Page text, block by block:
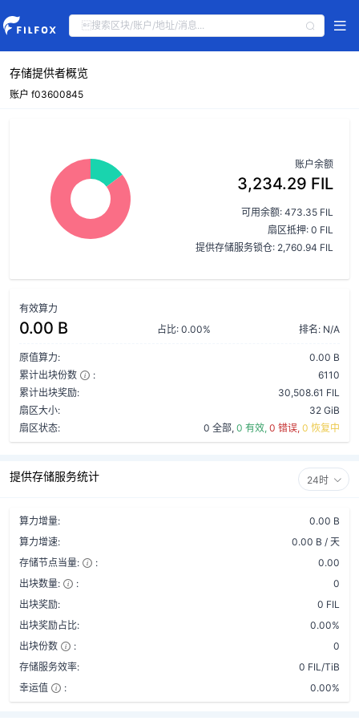
存储提供者概览
账户 f03600845
账户余额
3,234.29 FIL
可用余额: 473.35 FIL
扇区抵押: 0 FIL
提供存储服务锁仓: 2,760.94 FIL
有效算力
0.00 B 占比: 0.00% 排名: N/A
原值算力:
0.00 B
累计出块份数
:
6110
累计出块奖励:
30,508.61 FIL
扇区大小:
32 GiB
扇区状态:
0 全部, 0 有效, 0 错误, 0 恢复中
提供存储服务统计 24时
算力增量:
0.00 B
算力增速:
0.00 B / 天
存储节点当量:
:
0.00
出块数量:
:
0
出块奖励:
0 FIL
出块奖励占比:
0.00%
出块份数
:
0
存储服务效率:
0 FIL/TiB
幸运值
: 0.00%